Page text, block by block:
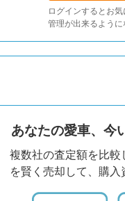
ログインするとお
管理が出来るように
あなたの愛車、今
複数社の査定額を比
を賢く売却して、購入